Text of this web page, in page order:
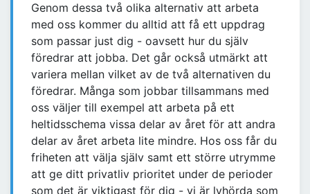
Genom dessa två olika alternativ att arbeta
med oss kommer du alltid att få ett uppdrag
som passar just dig - oavsett hur du själv
föredrar att jobba. Det går också utmärkt att
variera mellan vilket av de två alternativen du
föredrar. Många som jobbar tillsammans med
oss väljer till exempel att arbeta på ett
heltidsschema vissa delar av året för att andra
delar av året arbeta lite mindre. Hos oss får du
friheten att välja själv samt ett större utrymme
att ge ditt privatliv prioritet under de perioder
som det är viktigast för dig - vi är lyhörda som